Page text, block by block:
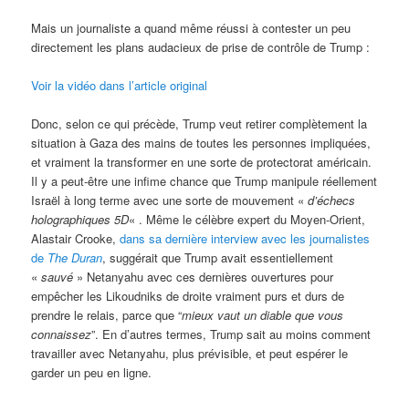
Mais un journaliste a quand même réussi à contester un peu
directement les plans audacieux de prise de contrôle de Trump :
Voir la vidéo dans l’article original
Donc, selon ce qui précède, Trump veut retirer complètement la
situation à Gaza des mains de toutes les personnes impliquées,
et vraiment la transformer en une sorte de protectorat américain.
Il y a peut-être une infime chance que Trump manipule réellement
Israël à long terme avec une sorte de mouvement «d’échecs
holographiques 5D« . Même le célèbre expert du Moyen-Orient,
Alastair Crooke,dans sa dernière interview avec les journalistes
de The Duran, suggérait que Trump avait essentiellement
«sauvé » Netanyahu avec ces dernières ouvertures pour
empêcher les Likoudniks de droite vraiment purs et durs de
prendre le relais, parce que “mieux vaut un diable que vous
connaissez”. En d’autres termes, Trump sait au moins comment
travailler avec Netanyahu, plus prévisible, et peut espérer le
garder un peu en ligne.